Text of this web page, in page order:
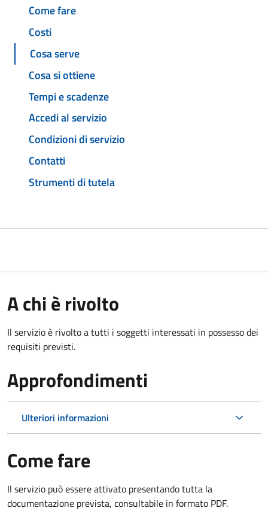
Come fare
Costi
Cosa serve
Cosa si ottiene
Tempi e scadenze
Accedi al servizio
Condizioni di servizio
Contatti
Strumenti di tutela
A chi è rivolto
Il servizio è rivolto a tutti i soggetti interessati in possesso dei
requisiti previsti.
Approfondimenti
Ulteriori informazioni
Come fare
Il servizio può essere attivato presentando tutta la
documentazione prevista, consultabile in formato PDF.